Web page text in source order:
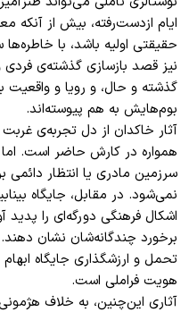
ایام ازدست‌رفته، بیش از آنکه
حقیقتی اولیه باشد، با
گذشته و حال، و رویا و واقعیت
بوم‌هایش به هم پیوسته‌اند.
آثار خاکدان از دل تجربه‌ی
همواره در کارش حاضر است.
سرزمین مادری یا انتظار
نمی‌شود. در مقابل،‏ جایگاه
اشکال فرهنگی دورگه‌ای را پدید
برخورد چندگانه‌‌شان نشان
تحمل و ارزشگذاری جایگاه
هویت فراملی است.
آثاری این‌چنین، به خلاف